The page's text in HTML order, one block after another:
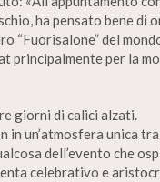
ha pensato bene di
“Fuorisalone” del
principalmente per la
giorni di calici alzati.
in un’atmosfera unica
dell’evento che
celebrativo e